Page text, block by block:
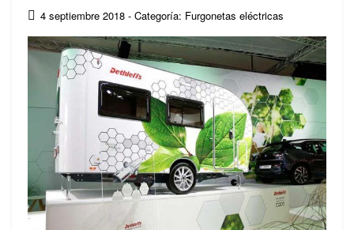
4 septiembre 2018 - Categoría: Furgonetas eléctricas